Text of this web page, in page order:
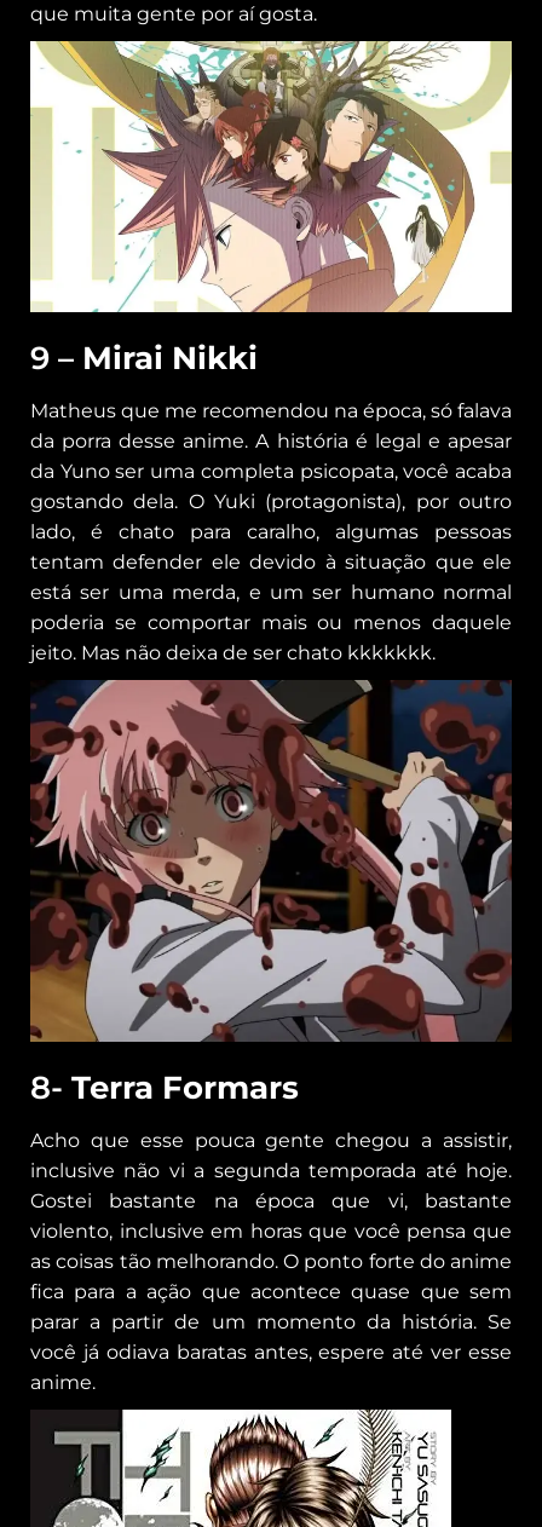
que muita gente por aí gosta.
9 – Mirai Nikki
Matheus que me recomendou na época, só falava
da porra desse anime. A história é legal e apesar
da Yuno ser uma completa psicopata, você acaba
gostando dela. O Yuki (protagonista), por outro
lado, é chato para caralho, algumas pessoas
tentam defender ele devido à situação que ele
está ser uma merda, e um ser humano normal
poderia se comportar mais ou menos daquele
jeito. Mas não deixa de ser chato kkkkkkk.
8- Terra Formars
Acho que esse pouca gente chegou a assistir,
inclusive não vi a segunda temporada até hoje.
Gostei bastante na época que vi, bastante
violento, inclusive em horas que você pensa que
as coisas tão melhorando. O ponto forte do anime
fica para a ação que acontece quase que sem
parar a partir de um momento da história. Se
você já odiava baratas antes, espere até ver esse
anime.